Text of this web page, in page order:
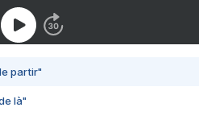
partir"
là"